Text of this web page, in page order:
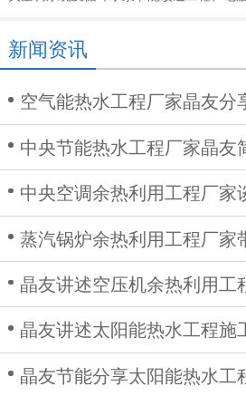
新闻资讯
空气能热水工程厂家晶友分享太阳能热水
中央节能热水工程厂家晶友简述热水工程
中央空调余热利用工程厂家谈谈中
蒸汽锅炉余热利用工程厂家带大家了解中
晶友讲述空压机余热利用工程的
晶友讲述太阳能热水工程施工过程中
晶友节能分享太阳能热水工程系统常